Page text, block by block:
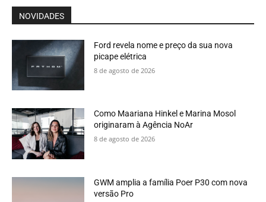
NOVIDADES
Ford revela nome e preço da sua nova
picape elétrica
8 de agosto de 2026
Como Maariana Hinkel e Marina Mosol
originaram à Agência NoAr
8 de agosto de 2026
GWM amplia a família Poer P30 com nova
versão Pro